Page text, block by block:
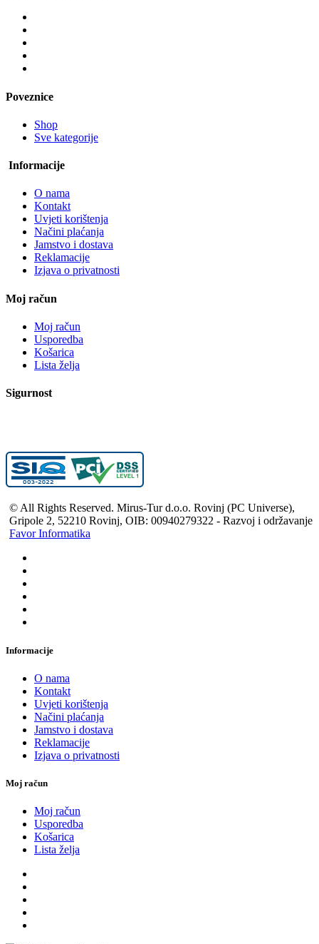
Poveznice
Shop
Sve kategorije
Informacije
O nama
Kontakt
Uvjeti korištenja
Načini plaćanja
Jamstvo i dostava
Reklamacije
Izjava o privatnosti
Moj račun
Moj račun
Usporedba
Košarica
Lista želja
Sigurnost
© All Rights Reserved. Mirus-Tur d.o.o. Rovinj (PC Universe),
Gripole 2, 52210 Rovinj, OIB: 00940279322 - Razvoj i održavanje
Favor Informatika
Informacije
O nama
Kontakt
Uvjeti korištenja
Načini plaćanja
Jamstvo i dostava
Reklamacije
Izjava o privatnosti
Moj račun
Moj račun
Usporedba
Košarica
Lista želja